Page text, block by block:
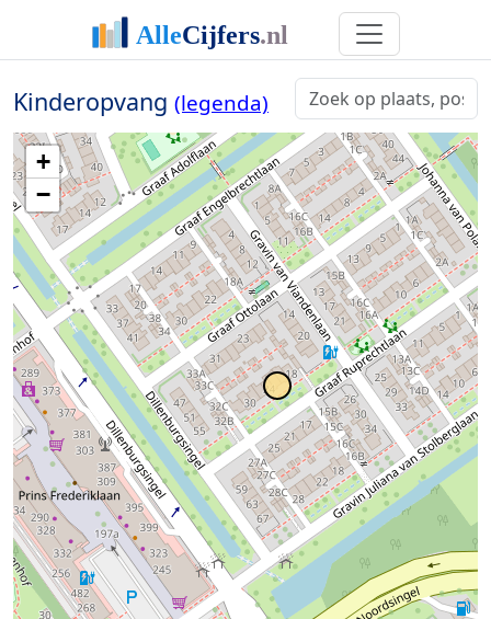
Kinderopvang (legenda)
+
−